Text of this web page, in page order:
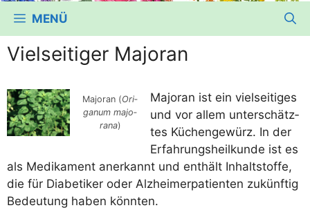
MENÜ
Vielseitiger Majoran
Majo­ran (Ori­
ga­num majo­
ra­na)
Majo­ran ist ein viel­sei­ti­ges
und vor allem unter­schätz­
tes Küchen­ge­würz. In der
Erfah­rungs­heil­kun­de ist es
als Medi­ka­ment aner­kannt und ent­hält Inhalt­stof­fe,
die für Dia­be­ti­ker oder Alz­hei­mer­pa­ti­en­ten zukünf­tig
Bedeu­tung haben könnten.